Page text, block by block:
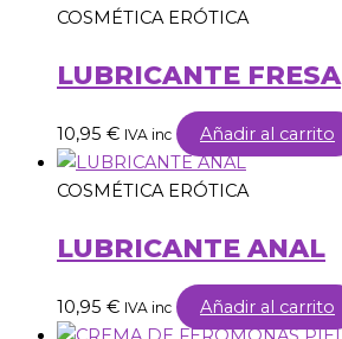
COSMÉTICA ERÓTICA
LUBRICANTE FRESA
10,95 € IVA inc Añadir al carrito
COSMÉTICA ERÓTICA
LUBRICANTE ANAL
10,95 € IVA inc Añadir al carrito